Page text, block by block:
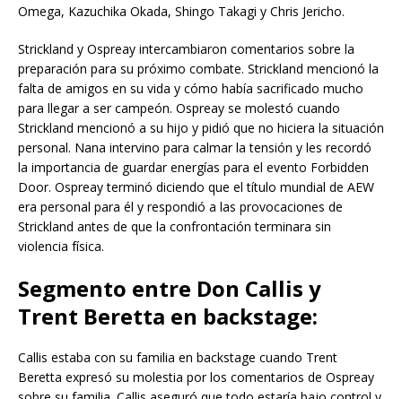
Omega, Kazuchika Okada, Shingo Takagi y Chris Jericho.
Strickland y Ospreay intercambiaron comentarios sobre la
preparación para su próximo combate. Strickland mencionó la
falta de amigos en su vida y cómo había sacrificado mucho
para llegar a ser campeón. Ospreay se molestó cuando
Strickland mencionó a su hijo y pidió que no hiciera la situación
personal. Nana intervino para calmar la tensión y les recordó
la importancia de guardar energías para el evento Forbidden
Door. Ospreay terminó diciendo que el título mundial de AEW
era personal para él y respondió a las provocaciones de
Strickland antes de que la confrontación terminara sin
violencia física.
Segmento entre Don Callis y
Trent Beretta en backstage:
Callis estaba con su familia en backstage cuando Trent
Beretta expresó su molestia por los comentarios de Ospreay